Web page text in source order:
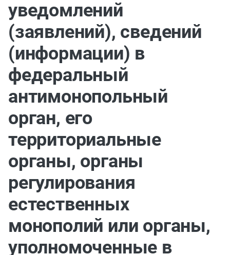
уведомлений
(заявлений), сведений
(информации) в
федеральный
антимонопольный
орган, его
территориальные
органы, органы
регулирования
естественных
монополий или органы,
уполномоченные в